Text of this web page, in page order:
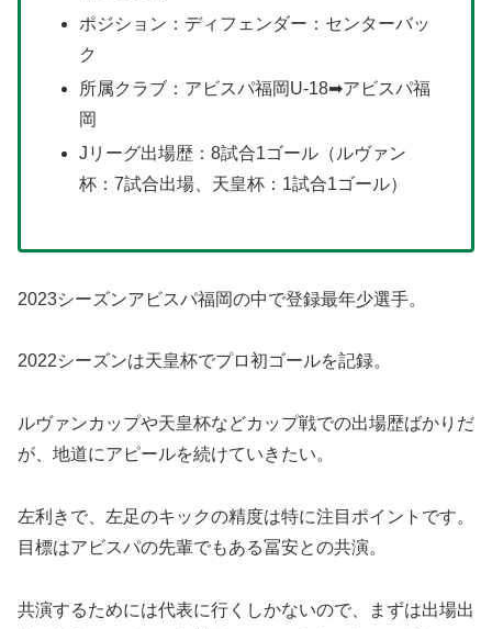
ポジション：ディフェンダー：センターバッ
ク
所属クラブ：アビスパ福岡U-18➡アビスパ福
岡
Jリーグ出場歴：8試合1ゴール（ルヴァン
杯：7試合出場、天皇杯：1試合1ゴール）
2023シーズンアビスパ福岡の中で登録最年少選手。
2022シーズンは天皇杯でプロ初ゴールを記録。
ルヴァンカップや天皇杯などカップ戦での出場歴ばかりだ
が、地道にアピールを続けていきたい。
左利きで、左足のキックの精度は特に注目ポイントです。
目標はアビスパの先輩でもある冨安との共演。
共演するためには代表に行くしかないので、まずは出場出